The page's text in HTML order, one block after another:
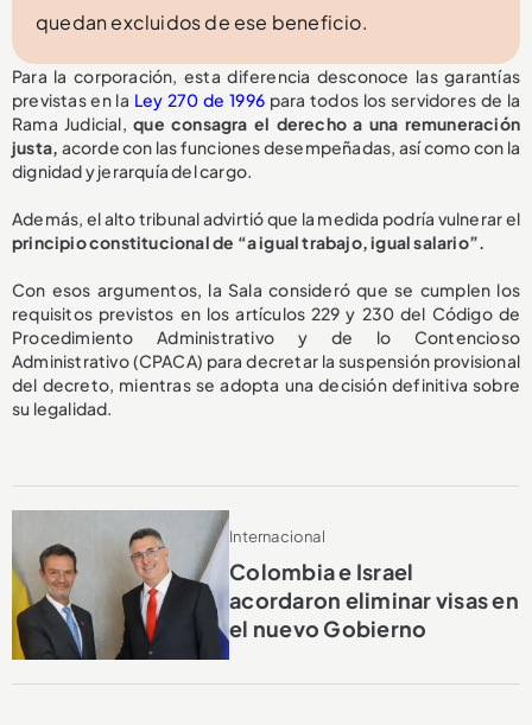
quedan excluidos de ese beneficio.
Para la corporación, esta diferencia desconoce las garantías
previstas en la Ley 270 de 1996 para todos los servidores de la
Rama Judicial,que consagra el derecho a una remuneración
justa, acorde con las funciones desempeñadas, así como con la
dignidad y jerarquía del cargo.
Además, el alto tribunal advirtió que la medida podría vulnerar el
principio constitucional de “a igual trabajo, igual salario”.
Con esos argumentos, la Sala consideró que se cumplen los
requisitos previstos en los artículos 229 y 230 del Código de
Procedimiento Administrativo y de lo Contencioso
Administrativo (CPACA) para decretar la suspensión provisional
del decreto, mientras se adopta una decisión definitiva sobre
su legalidad.
Internacional
Colombia e Israel
acordaron eliminar visas en
el nuevo Gobierno